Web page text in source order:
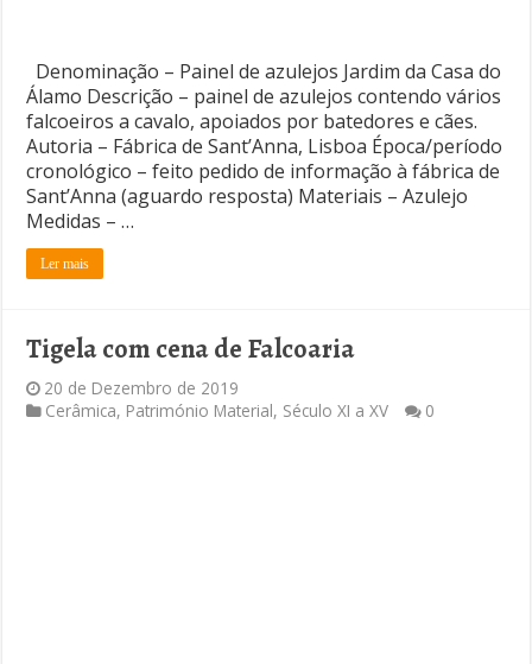
Denominação – Painel de azulejos Jardim da Casa do
Álamo Descrição – painel de azulejos contendo vários
falcoeiros a cavalo, apoiados por batedores e cães.
Autoria – Fábrica de Sant’Anna, Lisboa Época/período
cronológico – feito pedido de informação à fábrica de
Sant’Anna (aguardo resposta) Materiais – Azulejo
Medidas – …
Ler mais
Tigela com cena de Falcoaria
20 de Dezembro de 2019
Cerâmica, Património Material, Século XI a XV 0